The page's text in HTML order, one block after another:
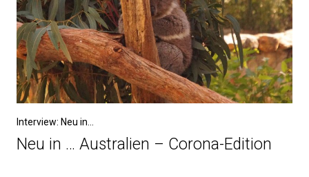
Interview: Neu in...
Neu in … Australien – Corona-Edition